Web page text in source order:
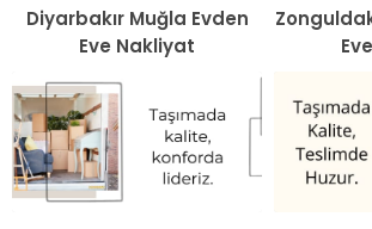
Diyarbakır Muğla Evden
Eve Nakliyat